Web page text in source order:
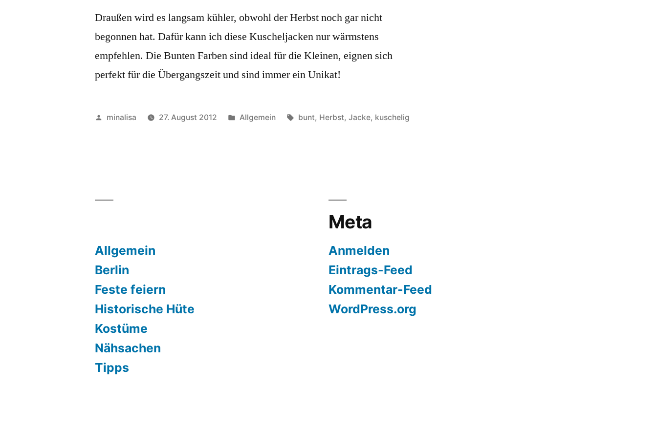
Draußen wird es langsam kühler, obwohl der Herbst noch gar nicht
begonnen hat. Dafür kann ich diese Kuscheljacken nur wärmstens
empfehlen. Die Bunten Farben sind ideal für die Kleinen, eignen sich
perfekt für die Übergangszeit und sind immer ein Unikat!
Veröffentlicht
minalisa 27. August 2012
Veröffentlicht
Allgemein Schlagwörter:
bunt, Herbst, Jacke, kuschelig
Allgemein
Berlin
Feste feiern
Historische Hüte
Kostüme
Nähsachen
Tipps
Meta
Anmelden
Eintrags-Feed
Kommentar-Feed
WordPress.org